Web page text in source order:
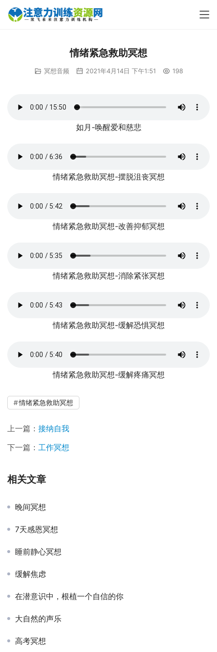
情绪紧急救助冥想
冥想音频 2021年4月14日 下午1:51 198
如月-唤醒爱和慈悲
情绪紧急救助冥想-摆脱沮丧冥想
情绪紧急救助冥想-改善抑郁冥想
情绪紧急救助冥想-消除紧张冥想
情绪紧急救助冥想-缓解恐惧冥想
情绪紧急救助冥想-缓解疼痛冥想
情绪紧急救助冥想
上一篇： 接纳自我
下一篇： 工作冥想
相关文章
晚间冥想
7天感恩冥想
睡前静心冥想
缓解焦虑
在潜意识中，根植一个自信的你
大自然的声乐
高考冥想